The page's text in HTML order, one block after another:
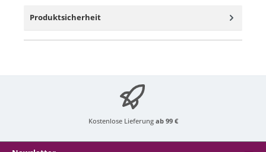
Produktsicherheit
Kostenlose Lieferung ab 99 €